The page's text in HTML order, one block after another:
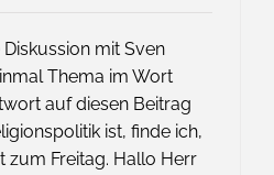
mit Sven
Thema im Wort
auf diesen Beitrag
ist, finde ich,
zum Freitag. Hallo Herr